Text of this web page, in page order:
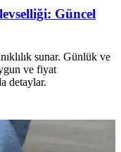
Güncel
sunar. Günlük ve
ve fiyat
detaylar.